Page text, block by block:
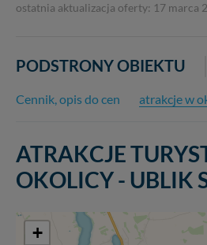
ostatnia aktualizacja oferty: 17 marca
PODSTRONY OBIEKTU
Cennik, opis do cen atrakcje w
ATRAKCJE
OKOLICY - UBLIK
+